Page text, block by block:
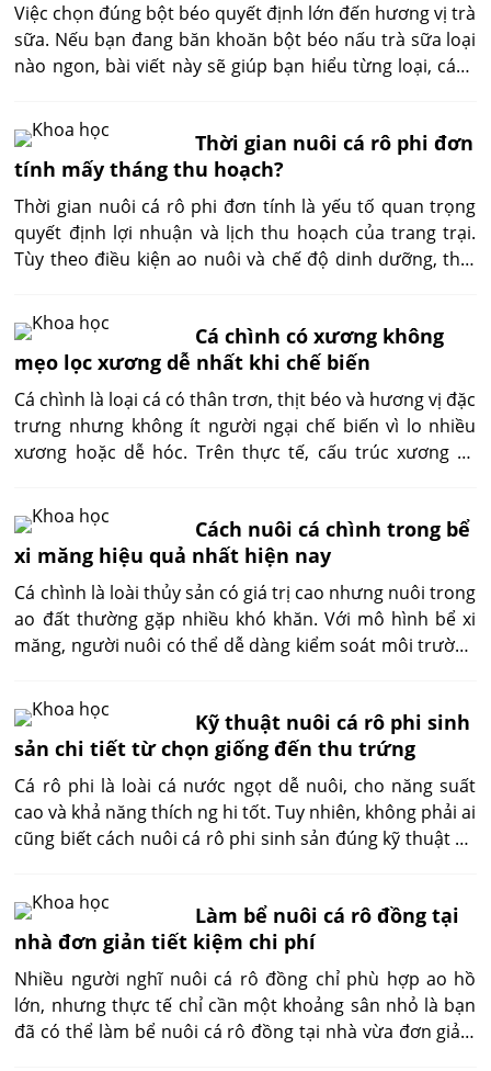
Việc chọn đúng bột béo quyết định lớn đến hương vị trà
sữa. Nếu bạn đang băn khoăn bột béo nấu trà sữa loại
nào ngon, bài viết này sẽ giúp bạn hiểu từng loại, cách
hoặc kinh doanh.
Thời gian nuôi cá rô phi đơn
tính mấy tháng thu hoạch?
Thời gian nuôi cá rô phi đơn tính là yếu tố quan trọng
quyết định lợi nhuận và lịch thu hoạch của trang trại.
Tùy theo điều kiện ao nuôi và chế độ dinh dưỡng, thời
viết tổng hợp số liệu thực tế về tốc độ tăng trưởng, thời
gian đạt trọng lượng thương phẩm và cách rút ngắn
chu kỳ nuôi.
Cá chình có xương không
mẹo lọc xương dễ nhất khi chế biến
Cá chình là loại cá có thân trơn, thịt béo và hương vị đặc
trưng nhưng không ít người ngại chế biến vì lo nhiều
xương hoặc dễ hóc. Trên thực tế, cấu trúc xương cá
xương dăm, dễ tách khi sơ chế. Khi nắm được cách lọc
xương đúng kỹ thuật, bạn có thể biến cá chình thành
món ăn hấp dẫn, mềm ngọt mà không phải lo xương.
Cách nuôi cá chình trong bể
xi măng hiệu quả nhất hiện nay
Cá chình là loài thủy sản có giá trị cao nhưng nuôi trong
ao đất thường gặp nhiều khó khăn. Với mô hình bể xi
măng, người nuôi có thể dễ dàng kiểm soát môi trường
hướng dẫn chi tiết cách nuôi cá chình trong bể xi măng
hiệu quả và bền vững nhất năm nay.Kỹ thuật nuôi cá rô phi sinh
sản chi tiết từ chọn giống đến thu trứng
Cá rô phi là loài cá nước ngọt dễ nuôi, cho năng suất
cao và khả năng thích ng hi tốt. Tuy nhiên, không phải ai
cũng biết cách nuôi cá rô phi sinh sản đúng kỹ thuật để
hướng dẫn chi tiết quy trình từ chọn giống, chuẩn bị
môi trường, đến thu và ấp trứng chuẩn khoa học, giúp
bạn làm chủ toàn bộ quá trình sinh sản cá rô phi.
Làm bể nuôi cá rô đồng tại
nhà đơn giản tiết kiệm chi phí
Nhiều người nghĩ nuôi cá rô đồng chỉ phù hợp ao hồ
lớn, nhưng thực tế chỉ cần một khoảng sân nhỏ là bạn
đã có thể làm bể nuôi cá rô đồng tại nhà vừa đơn giản,